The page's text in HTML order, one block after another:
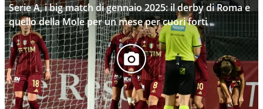
Serie A, i big match di gennaio 2025: il derby di Roma e
quello della Mole per un mese per cuori forti